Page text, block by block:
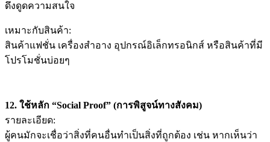
ดึงดูดความสนใจ
เหมาะกับสินค้า:
สินค้าแฟชั่น เครื่องสำอาง อุปกรณ์อิเล็กทรอนิกส์ หรือสินค้าที่มี
โปรโมชั่นบ่อยๆ
12. ใช้หลัก “Social Proof” (การพิสูจน์ทางสังคม)
รายละเอียด:
ผู้คนมักจะเชื่อว่าสิ่งที่คนอื่นทำเป็นสิ่งที่ถูกต้อง เช่น หากเห็นว่า